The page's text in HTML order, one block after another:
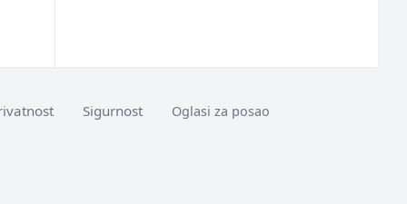
Sigurnost Oglasi za posao